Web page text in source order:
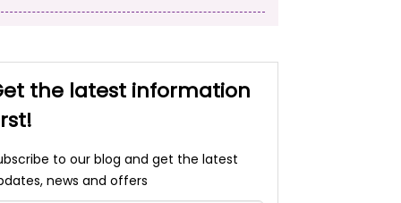
the latest information
to our blog and get the latest
news and offers